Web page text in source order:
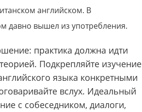
английском. В
давно вышел из употребления.
практика должна идти
Подкрепляйте изучение
языка конкретными
вслух. Идеальный
с собеседником, диалоги,